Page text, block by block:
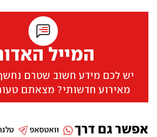
המייל
יש לכם מידע חשוב שטרם
מאירוע חדשותי? מצאתם
אפשר גם דרך וואטסאפ